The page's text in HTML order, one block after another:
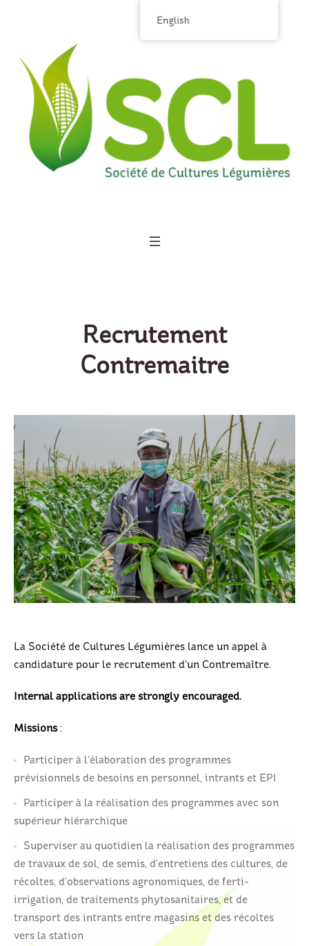
Recrutement
Contremaitre
La Société de Cultures Légumières lance un appel à
candidature pour le recrutement d’un Contremaître.
Internal applications are strongly encouraged.
Missions:
Participer à l’élaboration des programmes
prévisionnels de besoins en personnel, intrants et EPI
Participer à la réalisation des programmes avec son
supérieur hiérarchique
Superviser au quotidien la réalisation des programmes
de travaux de sol, de semis, d’entretiens des cultures, de
récoltes, d’observations agronomiques, de ferti-
irrigation, de traitements phytosanitaires, et de
transport des intrants entre magasins et des récoltes
vers la station
English